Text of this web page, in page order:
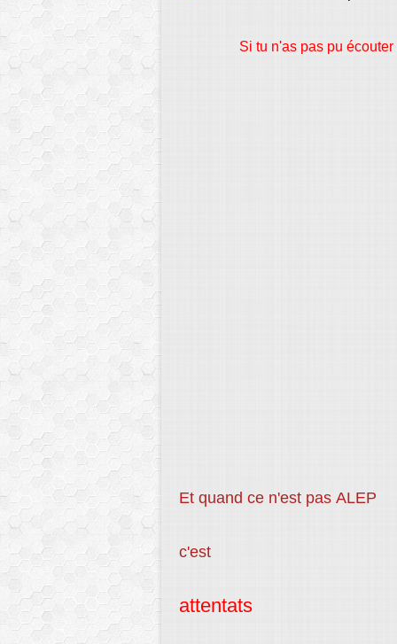
Si tu n'as pas pu
Et quand ce n'est pas ALEP
c'est
attentats